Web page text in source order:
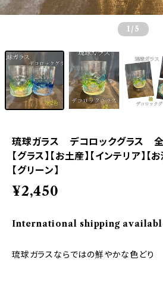
1 /5
琉球ガラス デコロックグラス 全2
【グラス】【お土産】【インテリア】【お
【グリーン】
¥2,450
International shipping
琉球ガラスならではの鮮やかな色どり